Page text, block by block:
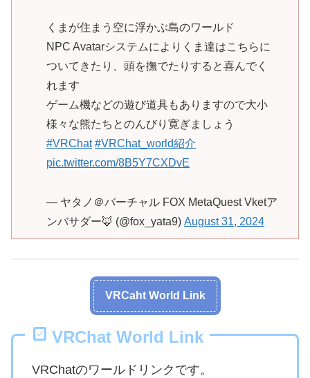
くまが住まう空に浮かぶ島のワールド
NPC Avatarシステムによりくま達はこちらに
ついてきたり、頭を撫でたりすると喜んでく
れます
ゲーム機などの遊び道具もありますので大小
様々な熊たちとのんびり寛ぎましょう
#VRChat #VRChat_world紹介
pic.twitter.com/8B5Y7CXDvE
— ヤタノ＠バーチャル FOX MetaQuest Vketア
ンバサダー🦊 (@fox_yata9) August 31, 2024
VRCaht World Link
VRChat World Link
VRChatのワールドリンクです。